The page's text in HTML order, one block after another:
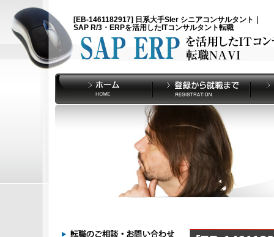
[EB-1461182917] 日系大手SIer シニアコンサルタント｜
SAP R/3・ERPを活用したITコンサルタント転職